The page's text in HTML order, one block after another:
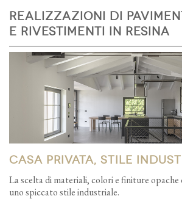
REALIZZAZIONI DI
E RIVESTIMENTI IN RESINA
Casa privata, stile
La scelta di materiali, colori e finiture opache
uno spiccato stile industriale.